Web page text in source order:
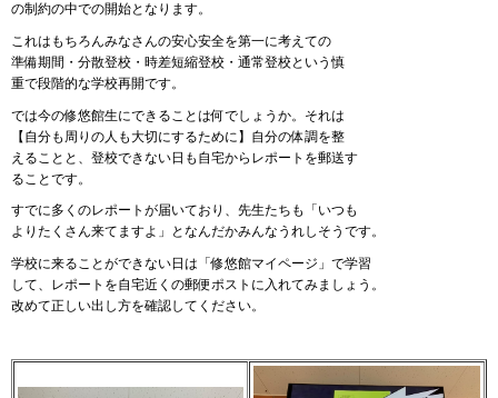
の制約の中での開始となります。
これはもちろんみなさんの安心安全を第一に考えての
準備期間・分散登校・時差短縮登校・通常登校という慎
重で段階的な学校再開です。
では今の修悠館生にできることは何でしょうか。それは
【自分も周りの人も大切にするために】自分の体調を整
えることと、登校できない日も自宅からレポートを郵送す
ることです。
すでに多くのレポートが届いており、先生たちも「いつも
よりたくさん来てますよ」となんだかみんなうれしそうです。
学校に来ることができない日は「修悠館マイページ」で学習
して、レポートを自宅近くの郵便ポストに入れてみましょう。
改めて正しい出し方を確認してください。